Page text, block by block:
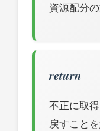
資源配分
return
不正に取
戻すこと